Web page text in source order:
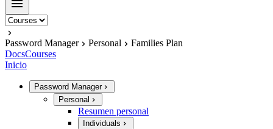
Password Manager Personal
Families Plan
DocsCourses
Inicio
Password Manager
Personal
Resumen personal
Individuals